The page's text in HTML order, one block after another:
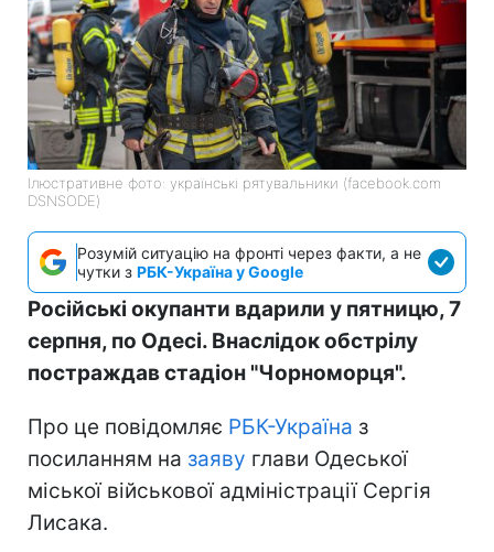
Ілюстративне фото: українські рятувальники (facebook.com
DSNSODE)
Розумій ситуацію на фронті через факти, а не
чутки з РБК-Україна у Google
Російські окупанти вдарили у пятницю, 7
серпня, по Одесі. Внаслідок обстрілу
постраждав стадіон "Чорноморця".
Про це повідомляє РБК-Україна з
посиланням на заяву глави Одеської
міської військової адміністрації Сергія
Лисака.